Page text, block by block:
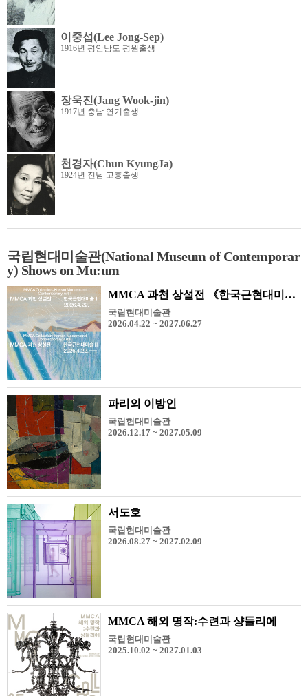
이중섭(Lee Jong-Sep)
1916년 평안남도 평원출생
장욱진(Jang Wook-jin)
1917년 충남 연기출생
천경자(Chun KyungJa)
1924년 전남 고흥출생
국립현대미술관(National Museum of Contemporar
y) Shows on Mu:um
MMCA 과천 상설전 《한국근현대미술 I, II》
국립현대미술관
2026.04.22 ~ 2027.06.27
파리의 이방인
국립현대미술관
2026.12.17 ~ 2027.05.09
서도호
국립현대미술관
2026.08.27 ~ 2027.02.09
MMCA 해외 명작:수련과 샹들리에
국립현대미술관
2025.10.02 ~ 2027.01.03